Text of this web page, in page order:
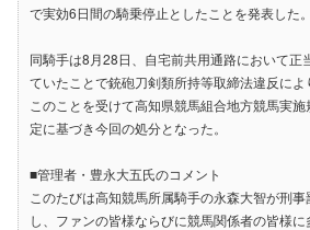
で実効6日間の騎乗停止としたことを発表した。
同騎手は8月28日、自宅前共用通路において正
ていたことで銃砲刀剣類所持等取締法違反によ
このことを受けて高知県競馬組合地方競馬実
定に基づき今回の処分となった。
■管理者・豊永大五氏のコメント
このたびは高知競馬所属騎手の永森大智が刑
し、ファンの皆様ならびに競馬関係者の皆様